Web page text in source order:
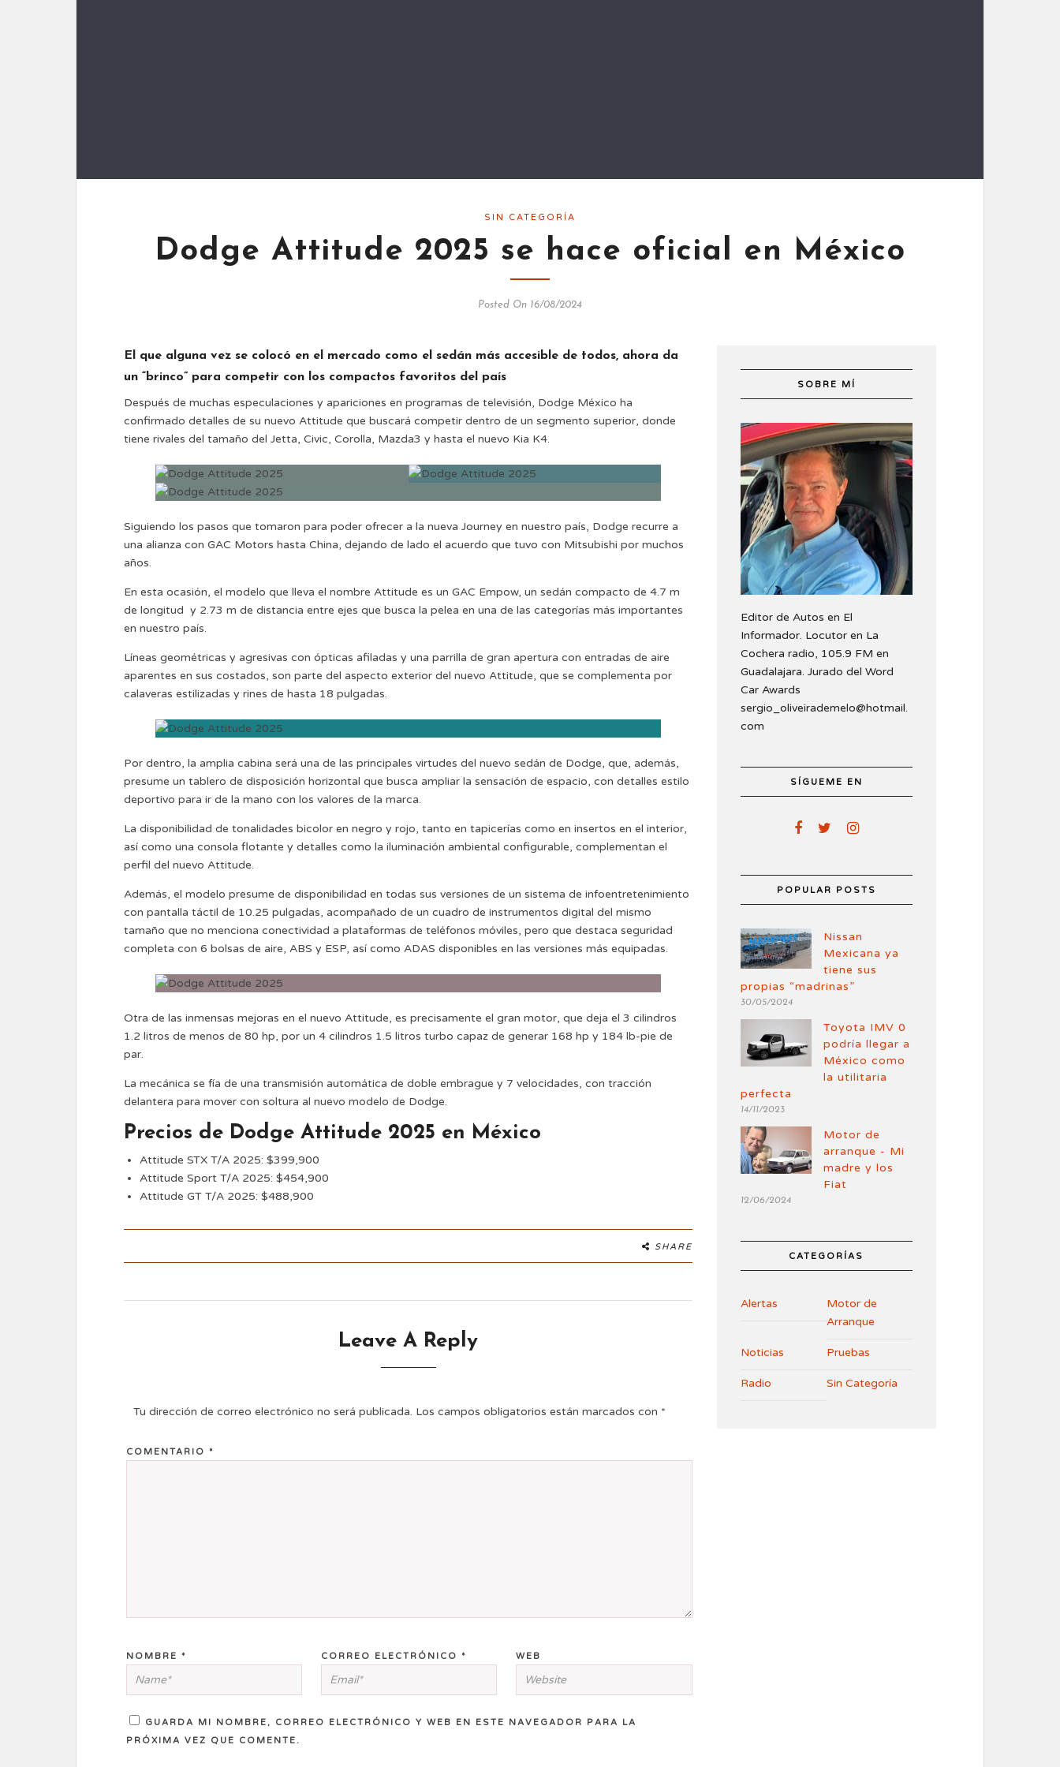
SIN CATEGORÍA
Dodge Attitude 2025 se hace oficial en México
Posted On 16/08/2024
El que alguna vez se colocó en el mercado como el sedán más accesible de todos, ahora da
un “brinco” para competir con los compactos favoritos del país
Después de muchas especulaciones y apariciones en programas de televisión, Dodge México ha
confirmado detalles de su nuevo Attitude que buscará competir dentro de un segmento superior, donde
tiene rivales del tamaño del Jetta, Civic, Corolla, Mazda3 y hasta el nuevo Kia K4.
Siguiendo los pasos que tomaron para poder ofrecer a la nueva Journey en nuestro país, Dodge recurre a
una alianza con GAC Motors hasta China, dejando de lado el acuerdo que tuvo con Mitsubishi por muchos
años.
En esta ocasión, el modelo que lleva el nombre Attitude es un GAC Empow, un sedán compacto de 4.7 m
de longitud y 2.73 m de distancia entre ejes que busca la pelea en una de las categorías más importantes
en nuestro país.
Líneas geométricas y agresivas con ópticas afiladas y una parrilla de gran apertura con entradas de aire
aparentes en sus costados, son parte del aspecto exterior del nuevo Attitude, que se complementa por
calaveras estilizadas y rines de hasta 18 pulgadas.
Por dentro, la amplia cabina será una de las principales virtudes del nuevo sedán de Dodge, que, además,
presume un tablero de disposición horizontal que busca ampliar la sensación de espacio, con detalles estilo
deportivo para ir de la mano con los valores de la marca.
La disponibilidad de tonalidades bicolor en negro y rojo, tanto en tapicerías como en insertos en el interior,
así como una consola flotante y detalles como la iluminación ambiental configurable, complementan el
perfil del nuevo Attitude.
Además, el modelo presume de disponibilidad en todas sus versiones de un sistema de infoentretenimiento
con pantalla táctil de 10.25 pulgadas, acompañado de un cuadro de instrumentos digital del mismo
tamaño que no menciona conectividad a plataformas de teléfonos móviles, pero que destaca seguridad
completa con 6 bolsas de aire, ABS y ESP, así como ADAS disponibles en las versiones más equipadas.
Otra de las inmensas mejoras en el nuevo Attitude, es precisamente el gran motor, que deja el 3 cilindros
1.2 litros de menos de 80 hp, por un 4 cilindros 1.5 litros turbo capaz de generar 168 hp y 184 lb-pie de
par.
La mecánica se fía de una transmisión automática de doble embrague y 7 velocidades, con tracción
delantera para mover con soltura al nuevo modelo de Dodge.
Precios de Dodge Attitude 2025 en México
Attitude STX T/A 2025: $399,900
Attitude Sport T/A 2025: $454,900
Attitude GT T/A 2025: $488,900
SHARE
Leave A Reply
Tu dirección de correo electrónico no será publicada. Los campos obligatorios están marcados con *
COMENTARIO *
NOMBRE * CORREO ELECTRÓNICO* WEB
GUARDA MI NOMBRE, CORREO ELECTRÓNICO Y WEB EN ESTE NAVEGADOR PARA LA
PRÓXIMA VEZ QUE COMENTE.
SOBRE MÍ
Editor de Autos en El
Informador. Locutor en La
Cochera radio, 105.9 FM en
Guadalajara. Jurado del Word
Car Awards
sergio_oliveirademelo@hotmail.
com
SÍGUEME EN
POPULAR POSTS
Nissan
Mexicana ya
tiene sus
propias “madrinas”
30/05/2024
Toyota IMV 0
podría llegar a
México como
la utilitaria
perfecta
14/11/2023
Motor de
arranque - Mi
madre y los
Fiat
12/06/2024
CATEGORÍAS
Alertas
Motor de
Arranque
Noticias Pruebas
Radio Sin Categoría